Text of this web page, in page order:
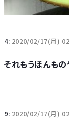
4: 2020/02/17(月)
それもうほんも
9: 2020/02/17(月)